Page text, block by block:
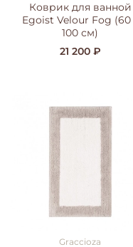
Коврик для ванной
Egoist Velour Fog (60
100 см)
21 200 ₽
Graccioza